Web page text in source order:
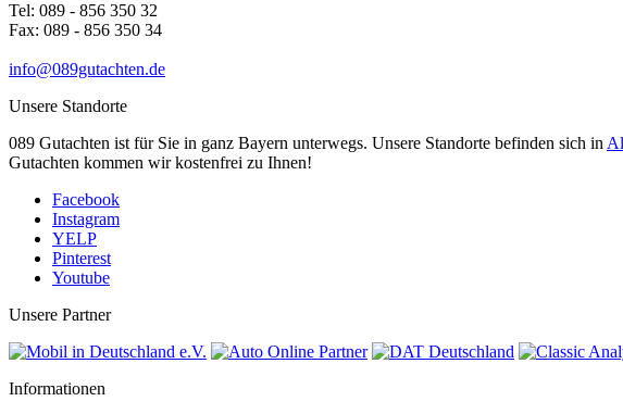
Tel: 089 - 856 350 32
Fax: 089 - 856 350 34
info@089gutachten.de
Unsere Standorte
089 Gutachten ist für Sie in ganz Bayern unterwegs. Unsere Standorte befinden sich in
Gutachten kommen wir kostenfrei zu Ihnen!
Facebook
Instagram
YELP
Pinterest
Youtube
Unsere Partner
Informationen